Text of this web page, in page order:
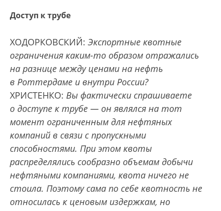
Доступ к трубе
ХОДОРКОВСКИЙ: Экспортные квотные
ограничения каким-то образом отражались
на разнице между ценами на нефть
в Роттердаме и внутри России?
ХРИСТЕНКО: Вы фактически спрашиваете
о доступе к трубе — он являлся на тот
момент ограниченным для нефтяных
компаний в связи с пропускными
способностями. При этом квоты
распределялись сообразно объемам добычи
нефтяными компаниями, квота ничего не
стоила. Поэтому сама по себе квотность не
относилась к ценовым издержкам, но